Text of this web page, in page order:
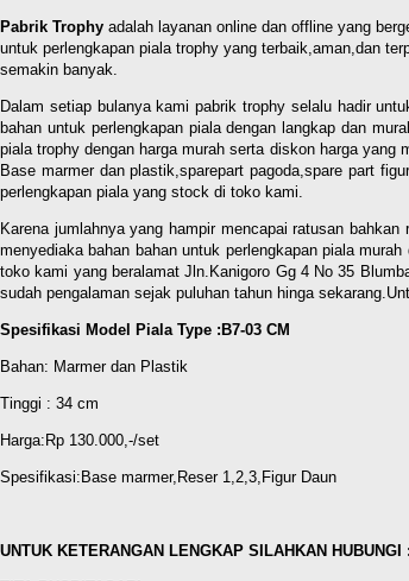
Pabrik Trophy adalah layanan online dan offline yang
untuk perlengkapan piala trophy yang terbaik,aman,dan
semakin banyak.
Dalam setiap bulanya kami pabrik trophy selalu hadir
bahan untuk perlengkapan piala dengan langkap dan
piala trophy dengan harga murah serta diskon harga
Base marmer dan plastik,sparepart pagoda,spare part
perlengkapan piala yang stock di toko kami.
Karena jumlahnya yang hampir mencapai ratusan
menyediaka bahan bahan untuk perlengkapan piala
toko kami yang beralamat Jln.Kanigoro Gg 4 No 35
sudah pengalaman sejak puluhan tahun hinga
Spesifikasi Model Piala Type :B7-03 CM
Bahan: Marmer dan Plastik
Tinggi : 34 cm
Harga:Rp 130.000,-/set
Spesifikasi:Base marmer,Reser 1,2,3,Figur Daun
UNTUK KETERANGAN LENGKAP SILAHKAN HUBUNGI :